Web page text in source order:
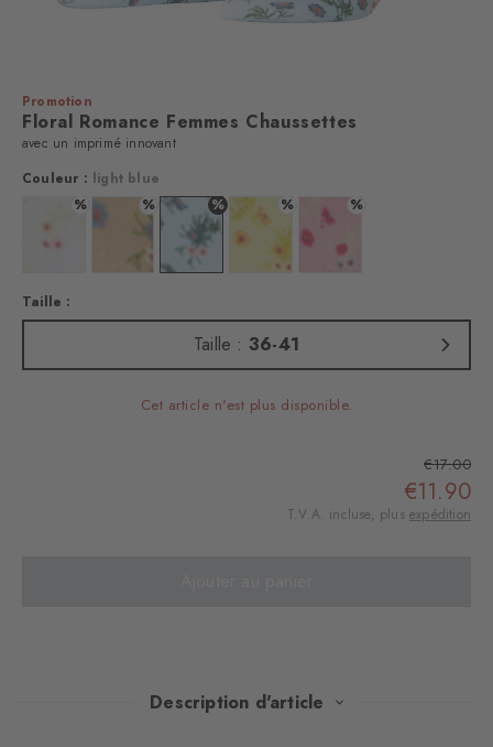
Promotion
Floral Romance Femmes Chaussettes
avec un imprimé innovant
Couleur : light blue
%
Couleur : white
%
Couleur : sesame
%
Couleur : light blue
%
Couleur : lemon
%
Couleur : powder pink
Taille :
Taille : 36-41
Cet article n'est plus disponible.
€17.00
€11.90
T.V.A. incluse, plus expédition
Description d'article